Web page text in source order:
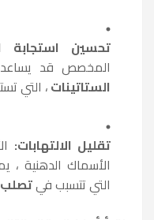
تحسين استجابة
المخصص قد يساعد
الستاتينات، التي
تقليل الالتهابات:
الأسماك الدهنية ،
التي تتسبب فيتصلب